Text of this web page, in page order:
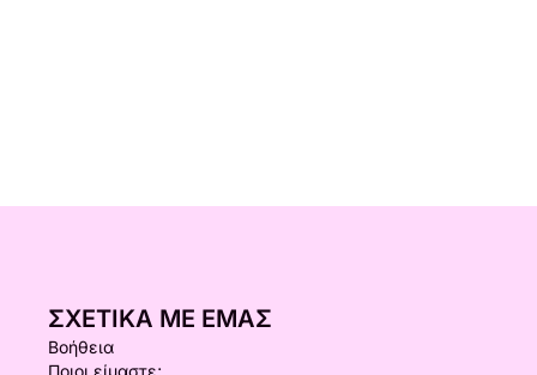
ΣΧΕΤΙΚΆ ΜΕ ΕΜΆΣ
Βοήθεια
Ποιοι είμαστε;